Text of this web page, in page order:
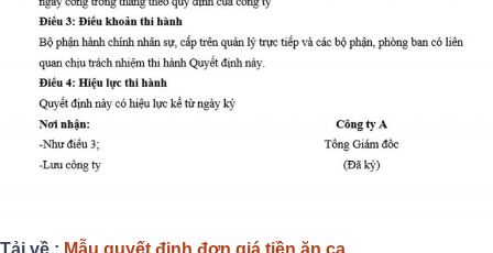
Tải về : Mẫu quyết định đơn giá tiền ăn ca